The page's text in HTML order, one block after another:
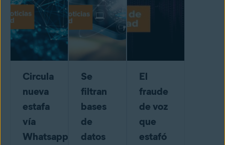
Circula
nueva
estafa
vía
Whatsapp
Se
filtran
bases
de
datos
El
fraude
de voz
que
estafó